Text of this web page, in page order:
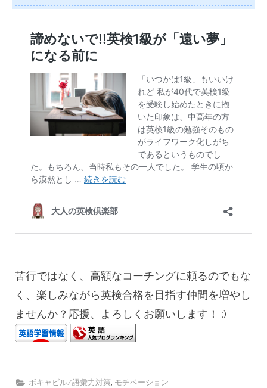
苦行ではなく、高額なコーチングに頼るのでもな
く、楽しみながら英検合格を目指す仲間を増やし
ませんか？応援、よろしくお願いします！ :)
ボキャビル/語彙力対策 モチベーション